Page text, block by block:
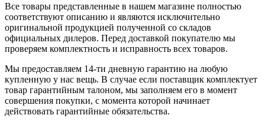
Все товары представленные в нашем магазине полностью
соответствуют описанию и являются исключительно
оригинальной продукцией полученной со складов
официальных дилеров. Перед доставкой покупателю мы
проверяем комплектность и исправность всех товаров.
Мы предоставляем 14-ти дневную гарантию на любую
купленную у нас вещь. В случае если поставщик комплектует
товар гарантийным талоном, мы заполняем его в момент
совершения покупки, с момента которой начинает
действовать гарантийные обязательства.